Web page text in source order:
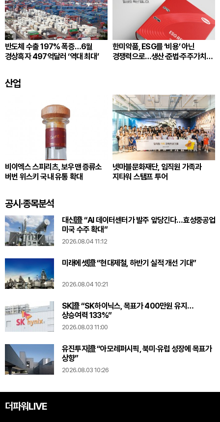
반도체 수출 197% 폭증…6월
경상흑자 497억달러 ‘역대 최대’
한미약품, ESG를 ‘비용’ 아닌
경쟁력으로…생산·준법·주주가치
산업
비이엑스 스피리츠, 보우맨 증류소
버번 위스키 국내 유통 확대
넷마블문화재단, 임직원 가족과
지타워 스탬프 투어
공시·종목분석
대신證 “AI 데이터센터가 발주 앞당긴다…효성중공업
미국 수주 확대”
2026.08.04 11:12
미래에셋證 “현대제철, 하반기 실적 개선 기대”
2026.08.04 10:21
SK證 “SK하이닉스, 목표가 400만원 유지…
상승여력 133%”
2026.08.03 11:00
유진투자證 “아모레퍼시픽, 북미·유럽 성장에 목표가
상향”
2026.08.03 10:26
더파워LIVE